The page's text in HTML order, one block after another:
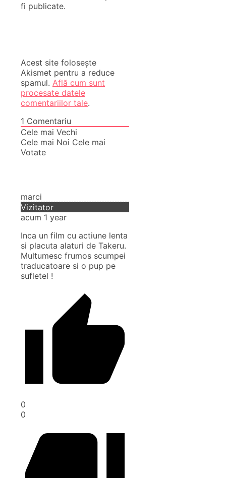
fi publicate.
Acest site folosește
Akismet pentru a reduce
spamul. Află cum sunt
procesate datele
comentariilor tale.
1 Comentariu
Cele mai Vechi
Cele mai Noi Cele mai
Votate
marci
Vizitator
acum 1 year
Inca un film cu actiune lenta
si placuta alaturi de Takeru.
Multumesc frumos scumpei
traducatoare si o pup pe
sufletel !
0
0